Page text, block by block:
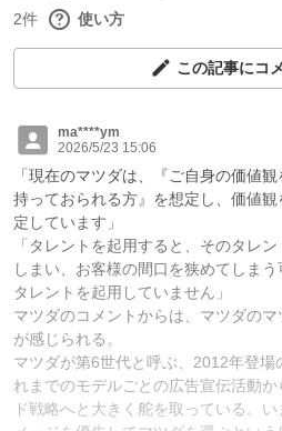
2件 使い方
この記事にコ
ma****ym
2026/5/23 15:06
「現在のマツダは、『ご自身の価値
持っておられる方』を想定し、価値
定しています」
「タレントを起用すると、そのタレ
しまい、お客様の間口を狭めてしま
タレントを起用していません」
マツダのコメントからは、マツダの
が感じられる。
マツダが第6世代と呼ぶ、2012年登
れまでのモデルごとの広告宣伝活動
ド戦略へと大きく舵を取っている。